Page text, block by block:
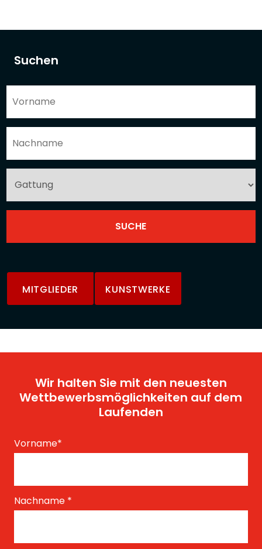
Suchen
MITGLIEDER KUNSTWERKE
Wir halten Sie mit den neuesten
Wettbewerbsmöglichkeiten auf dem
Laufenden
Vorname*
Nachname *